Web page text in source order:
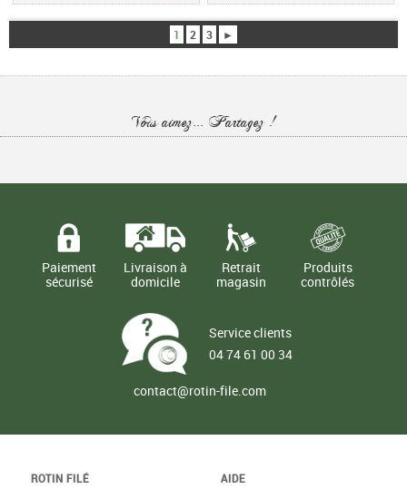
1 2 3 ►
Vous aimez... Partagez !
Paiement
sécurisé
Livraison à
domicile
Retrait
magasin
Produits
contrôlés
Service clients
04 74 61 00 34
contact@rotin-file.com
ROTIN FILÉ AIDE